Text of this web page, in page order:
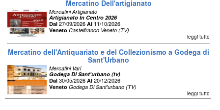
Mercatino Dell'artigianato
Mercatini Artigianato
Artigianato In Centro 2026
Dal 27/09/2026 Al 11/10/2026
Veneto Castelfranco Veneto (TV)
leggi tutto
Mercatino dell'Antiquariato e del Collezionismo a Godega di
Sant'Urbano
Mercatini Vari
Godega Di Sant'urbano (tv)
Dal 30/05/2026 Al 20/12/2026
Veneto Godega Di Sant'urbano (TV)
leggi tutto